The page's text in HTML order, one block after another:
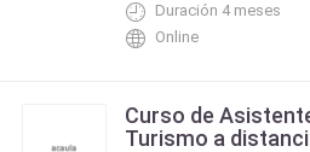
Duración 4 meses
Online
Curso de
Turismo a